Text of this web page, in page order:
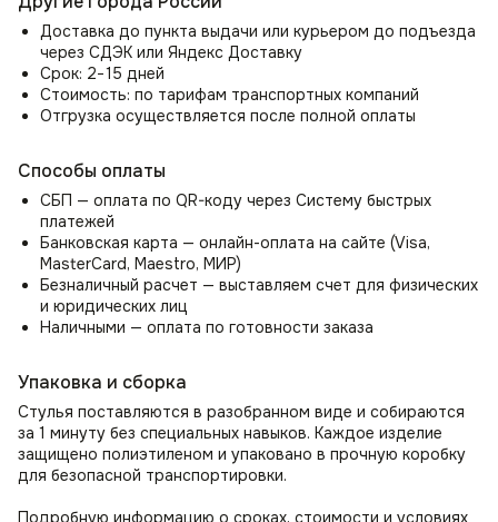
Приобретите дизайнерский стул Chester сегодня
и наслаждайтесь исключительным стилем, комфортом
и универсальностью в любом пространстве.
Стул в гостиную, спальню
Организуйте удобное место для отдыха с помощью стула
чтения, утреннего просмотра новостей или
использоваться как стул для туалетного столика.
Прекрасно впишется в зал или прихожую как элемент
декора и место ожидания.
Доставка до пункта выдачи или курьером до подъезда
через СДЭК или Яндекс Доставку
Срок: 2−15 дней
Стоимость: по тарифам транспортных компаний
Отгрузка осуществляется после полной оплаты
Способы оплаты
СБП — оплата по QR-коду через Систему быстрых
платежей
Банковская карта — онлайн-оплата на сайте (Visa,
MasterCard, Maestro, МИР)
Безналичный расчет — выставляем счет для физических
и юридических лиц
Наличными — оплата по готовности заказа
Упаковка и сборка
Стулья поставляются в разобранном виде и собираются
за 1 минуту без специальных навыков. Каждое изделие
защищено полиэтиленом и упаковано в прочную коробку
для безопасной транспортировки.
Подробную информацию о сроках, стоимости и условиях